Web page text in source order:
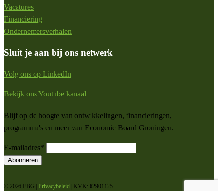
Vacatures
Financiering
Ondernemersverhalen
Sluit je aan bij ons netwerk
Volg ons op LinkedIn
Bekijk ons Youtube kanaal
Blijf op de hoogte van ontwikkelingen, financieringen,
programma's en meer van Economic Board Groningen.
E-mailadres*
Abonneren
© 2026 EBG | Privacybeleid | KVK: 62901125